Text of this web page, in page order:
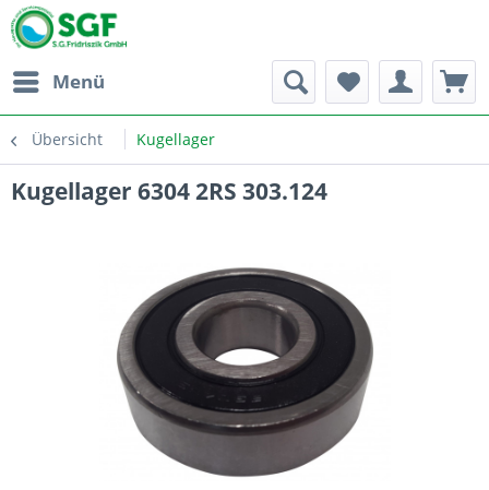
Menü
Übersicht Kugellager
Kugellager 6304 2RS 303.124